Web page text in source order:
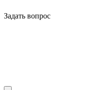
Задать вопрос